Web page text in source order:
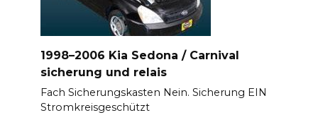
1998–2006 Kia Sedona / Carnival
sicherung und relais
Fach Sicherungskasten Nein. Sicherung EIN
Stromkreisgeschützt